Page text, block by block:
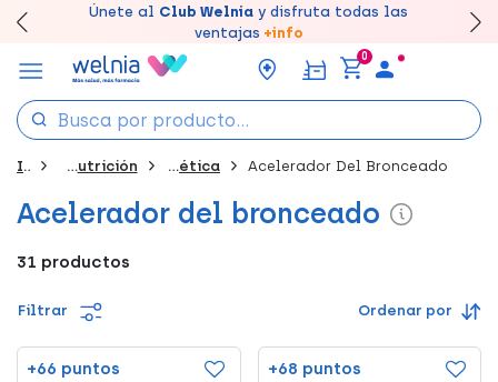
Disfruta de la entregarápida y gratuitaen farmacia
Únete al Club Welnia y disfruta todas las
ventajas +info
un 7% de descuento creando tu cuentaaquí
Canjea tus puntos en tu Farmacia de Confianza,
acumúlalos online.
0
Inicio Dietética Y Nutrición Nutricosmética Acelerador Del Bronceado
Acelerador del bronceado
31 productos
Filtrar Ordenar por
+66 puntos +68 puntos